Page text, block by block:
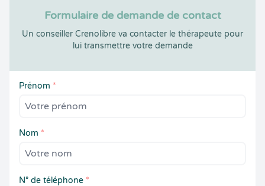
Formulaire de demande de contact
Un conseiller Crenolibre va contacter le thérapeute pour
lui transmettre votre demande
Prénom *
Nom *
N° de téléphone *